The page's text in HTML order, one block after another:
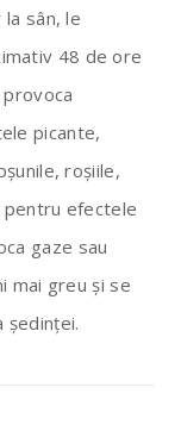
sân, le
48 de ore
picante,
roșiile,
pentru efectele
gaze sau
mai greu și se
ședinței.